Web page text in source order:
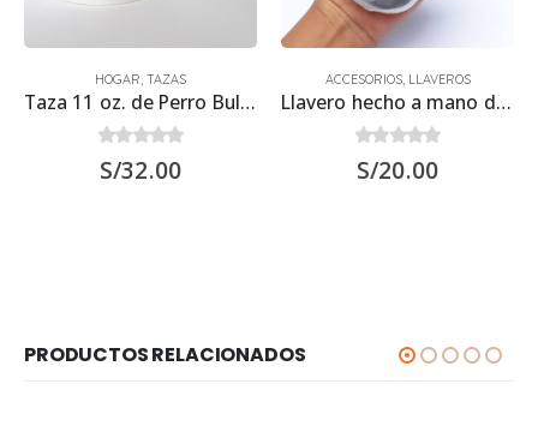
HOGAR, TAZAS
Taza 11 oz. de Perro Bull Terrier
0out of 5
S/32.00
ACCESORIOS, LLAVEROS
Llavero hecho a mano de Perro Bull Terrier
0out of 5
S/20.00
PRODUCTOS RELACIONADOS